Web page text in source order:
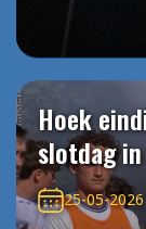
Hoek
slotdag in
25-05-2026